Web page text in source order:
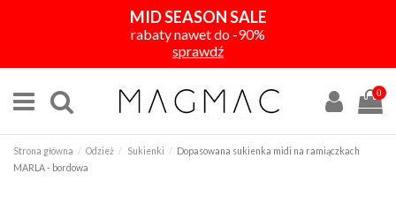
MID SEASON SALE
rabaty nawet do -90%
sprawdź
0
Strona główna Odzież Sukienki
Dopasowana sukienka midi na ramiączkach
MARLA - bordowa